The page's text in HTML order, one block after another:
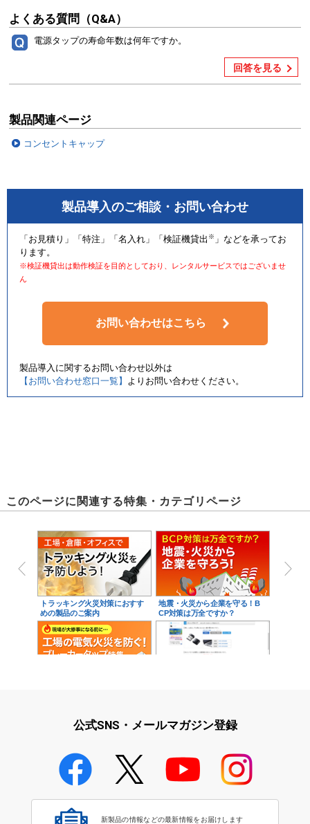
よくある質問（Q&A）
電源タップの寿命年数は何年ですか。
回答を見る
製品関連ページ
コンセントキャップ
製品導入のご相談・お問い合わせ
「お見積り」「特注」「名入れ」「検証機貸出 ※ 」などを承ってお
ります。
※検証機貸出は動作検証を目的としており、レンタルサービスではございませ
ん
お問い合わせはこちら
製品導入に関するお問い合わせ以外は
【お問い合わせ窓口一覧】 よりお問い合わせください。
このページに関連する特集・カテゴリページ
トラッキング火災対策におすす
めの製品のご案内
地震・火災から企業を守る！B
CP対策は万全ですか？
タップアクセサリ
公式SNS・メールマガジン登録
新製品の情報などの最新情報をお届けします